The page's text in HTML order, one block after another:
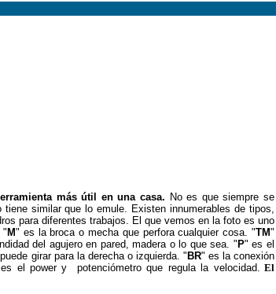
más útil en una casa. No es que siempre se
similar que lo emule. Existen innumerables de tipos,
para diferentes trabajos. El que vemos en la foto es uno
" M" es la broca o mecha que perfora cualquier cosa. "TM"
del agujero en pared, madera o lo que sea. " P" es el
girar para la derecha o izquierda. " BR" es la conexión
el power y potenciómetro que regula la velocidad. El